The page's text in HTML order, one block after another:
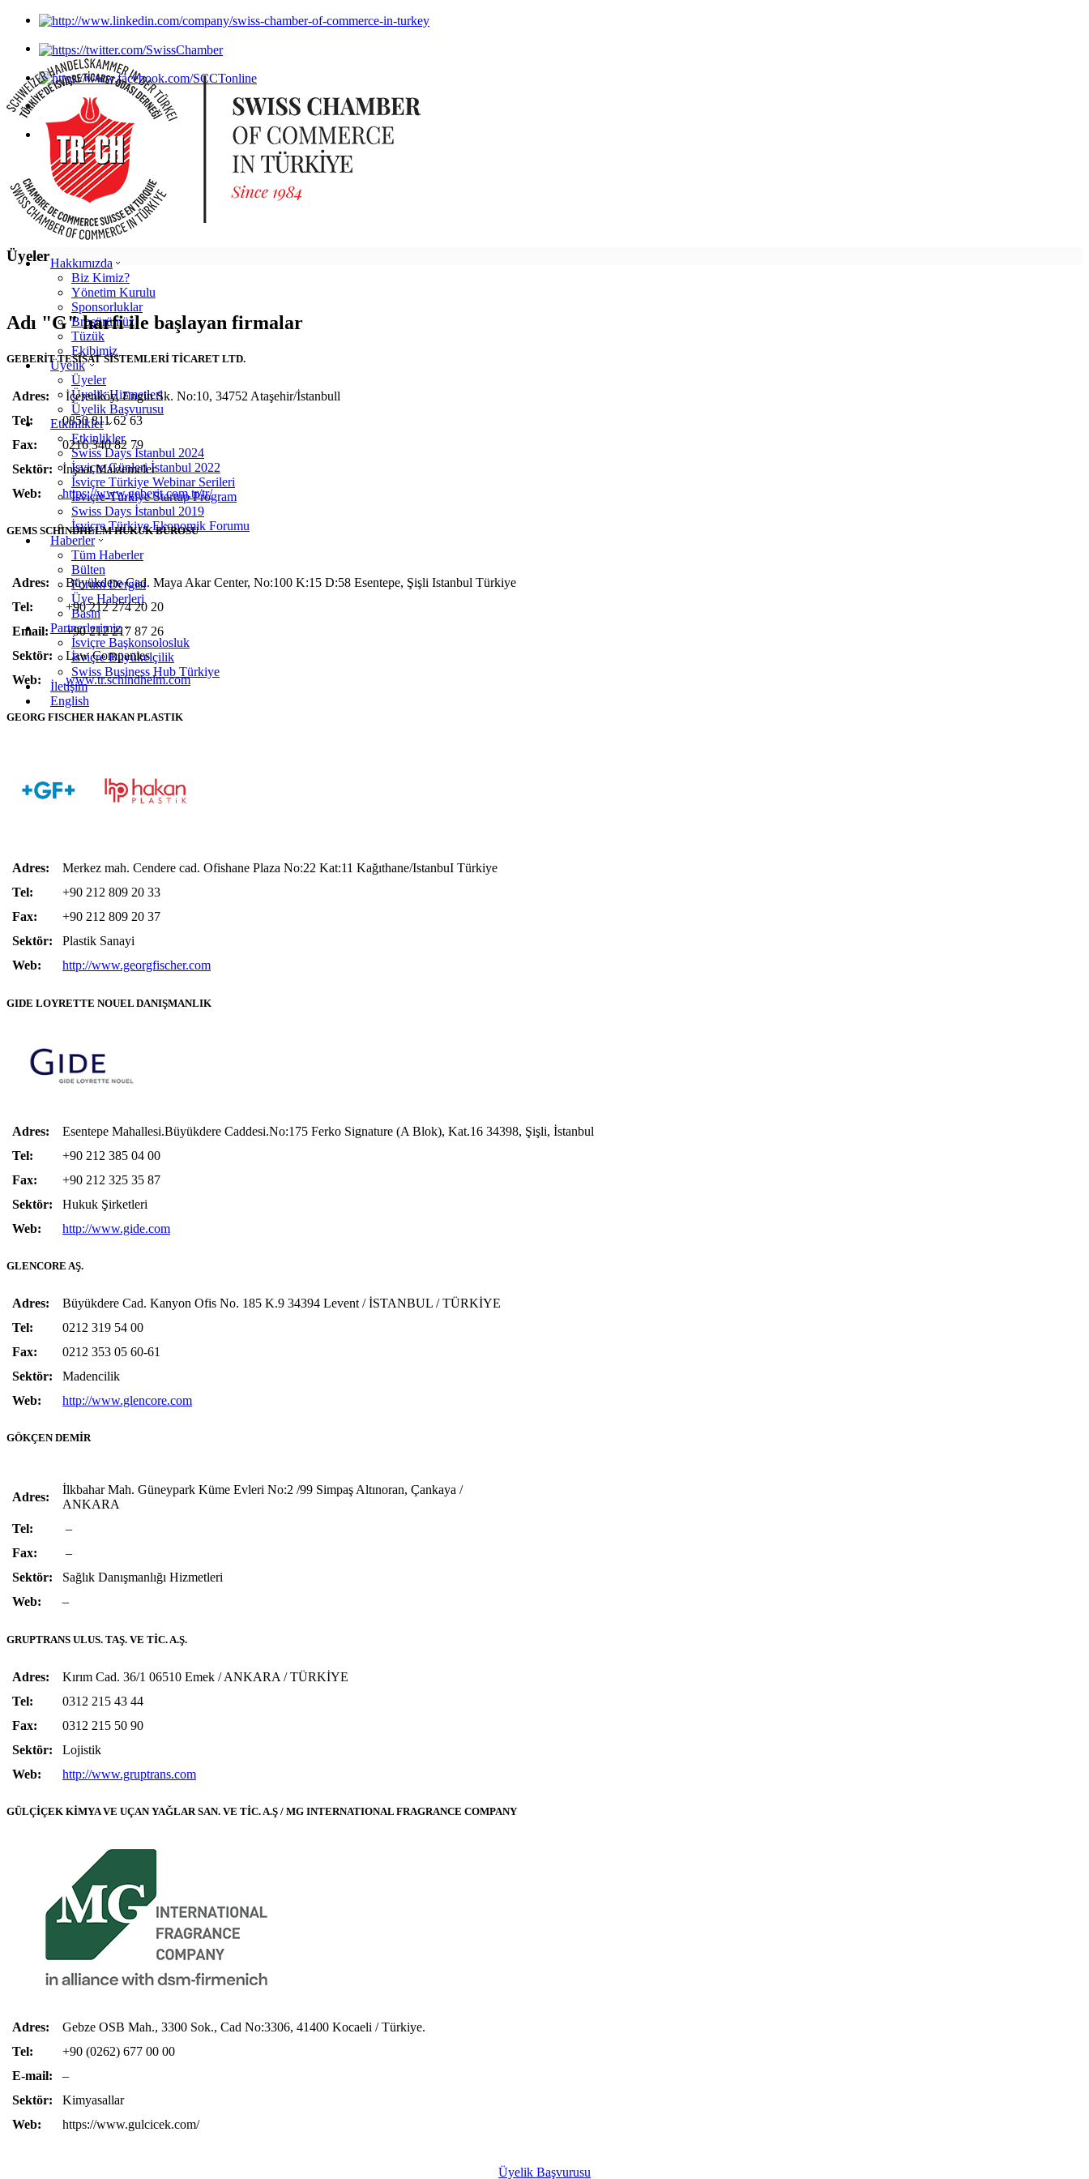
Hakkımızda
Biz Kimiz?
Yönetim Kurulu
Sponsorluklar
Broşürümüz
Tüzük
Ekibimiz
Üyelik
Üyeler
Üyelik Hizmetleri
Üyelik Başvurusu
Etkinlikler
Etkinlikler
Swiss Days İstanbul 2024
İsviçre Günleri İstanbul 2022
İsviçre Türkiye Webinar Serileri
İsviçre-Türkiye Startup Program
Swiss Days İstanbul 2019
İsviçre Türkiye Ekonomik Forumu
Haberler
Tüm Haberler
Bülten
Forum Dergisi
Üye Haberleri
Basın
Partnerlerimiz
İsviçre Başkonsolosluk
İsviçre Büyükelçilik
Swiss Business Hub Türkiye
İletişim
English
Üyeler
Adı "G" harfi ile başlayan firmalar
GEBERİT TESİSAT SİSTEMLERİ TİCARET LTD.
Adres: İçerenköy, Engin Sk. No:10, 34752 Ataşehir/İstanbull
Tel:
0850 811 62 63
Fax:
0216 340 82 79
Sektör:
İnşaat Malzemeler
Web:
https://www.geberit.com.tr/tr/
GEMS SCHINDHELM HUKUK BÜROSU
Adres:
Büyükdere Cad. Maya Akar Center, No:100 K:15 D:58 Esentepe, Şişli Istanbul Türkiye
Tel:
+90 212 274 20 20
Email:
+90 212 217 87 26
Sektör:
Law Companies
Web:
www.tr.schindhelm.com
GEORG FISCHER HAKAN PLASTIK
Adres: Merkez mah. Cendere cad. Ofishane Plaza No:22 Kat:11 Kağıthane/IstanbuI Türkiye
Tel:
+90 212 809 20 33
Fax:
+90 212 809 20 37
Sektör:
Plastik Sanayi
Web:
http://www.georgfischer.com
GIDE LOYRETTE NOUEL DANIŞMANLIK
Adres:
Esentepe Mahallesi.Büyükdere Caddesi.No:175 Ferko Signature (A Blok), Kat.16 34398, Şişli, İstanbul
Tel:
+90 212 385 04 00
Fax:
+90 212 325 35 87
Sektör:
Hukuk Şirketleri
Web:
http://www.gide.com
GLENCORE AŞ.
Adres:
Büyükdere Cad. Kanyon Ofis No. 185 K.9 34394 Levent / İSTANBUL / TÜRKİYE
Tel:
0212 319 54 00
Fax:
0212 353 05 60-61
Sektör:
Madencilik
Web:
http://www.glencore.com
GÖKÇEN DEMİR
Adres:
İlkbahar Mah. Güneypark Küme Evleri No:2 /99 Simpaş Altınoran, Çankaya /
ANKARA
Tel:
–
Fax:
–
Sektör:
Sağlık Danışmanlığı Hizmetleri
Web:
–
GRUPTRANS ULUS. TAŞ. VE TİC. A.Ş.
Adres:
Kırım Cad. 36/1 06510 Emek / ANKARA / TÜRKİYE
Tel:
0312 215 43 44
Fax:
0312 215 50 90
Sektör:
Lojistik
Web:
http://www.gruptrans.com
GÜLÇİÇEK KİMYA VE UÇAN YAĞLAR SAN. VE TİC. A.Ş / MG INTERNATIONAL FRAGRANCE COMPANY
Adres:
Gebze OSB Mah., 3300 Sok., Cad No:3306, 41400 Kocaeli / Türkiye.
Tel:
+90 (0262) 677 00 00
E-mail:
–
Sektör:
Kimyasallar
Web:
https://www.gulcicek.com/
Üyelik Başvurusu